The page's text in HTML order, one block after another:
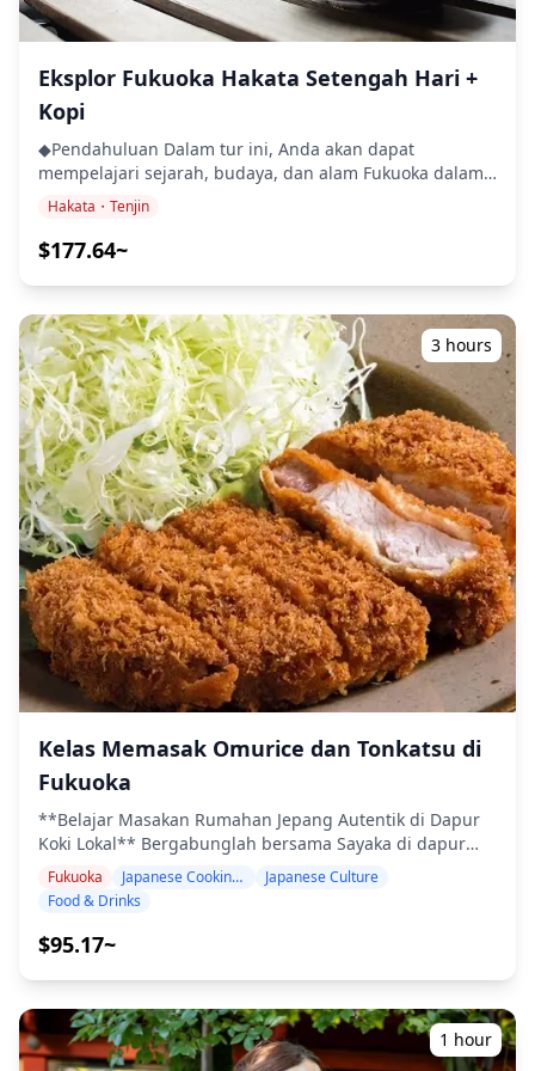
Referensi paling awal muncul dalam catatan sejarah
tertua Jepang, Kojiki dan Nihon Shoki, yang
dewa. Selama periode Nara dan Heian, sumo dilakukan
di istana kekaisaran sebagai ritual seremonial. Olahraga
ini berevolusi menjadi hiburan populer selama periode
Edo (1603 hingga 1868), ketika banyak tradisi yang dapat
dikenali saat ini, termasuk pemurnian dengan
melempar garam, kostum tradisional wasit, dan upacara
diangkat menjadi honbasho penuh (turnamen resmi)
turnamen ini telah diadakan di Fukuoka Kokusai Center,
yang telah menjadi rumah tercinta bagi sumo bulan
November. Selama beberapa dekade, Kyushu basho
telah menyaksikan banyak momen yang tak terlupakan,
termasuk pertandingan-pertandingan penting yang
membantu memicu ledakan sumo di seluruh negeri. ◆
Jadwal Turnamen 📅 Tanggal: Diadakan setiap tahun
pada bulan November, biasanya dimulai pada hari
Minggu kedua bulan itu dan berlangsung selama 15
hari berturut-turut 📍 Tempat: Fukuoka Kokusai Center
(Pusat Internasional Fukuoka), Chikkohonmachi, Distrik
Hakata, Kota Fukuoka ◆ Jadwal Harian Hari dimulai pada
pagi hari dengan pertandingan dari pegulat peringkat
bawah di divisi bawah (jonokuchi, jonidan, sandanme,
dan makushita). Pertandingan juryo (divisi tertinggi
kedua) berlangsung pada tengah sore, diikuti oleh
pertandingan makuuchi (divisi teratas) yang sangat
itu, yang dikenal sebagai musubi no ichiban, biasanya
berakhir sekitar pukul 18:00. Hari terakhir turnamen,
mana juara turnamen (yusho) diputuskan dan
dianugerahi Piala Kaisar yang bergengsi bersama
dengan berbagai hadiah dan trofi lainnya. ◆ Tempat:
Fukuoka Kokusai Center 📍 Lokasi: 2-2 Chikkohonmachi,
Akses: Sekitar 10 hingga 15 menit dengan bus dari
dibuka pada tahun 1981 sebagai bagian dari kompleks
Fukuoka Convention Center. Aula utama memiliki desain
tanpa pilar yang membentang lebih dari 5.000 meter
Eksplor Fukuoka Hakata Setengah Hari +
Kopi
◆Pendahuluan Dalam tur ini, Anda akan dapat
mempelajari sejarah, budaya, dan alam Fukuoka dalam
setengah hari. Untuk transportasi, kita akan
menggunakan transportasi umum seperti kereta bawah
tanah dan bus. Anda dapat merasakan kebiasaan warga
berbahasa Inggris profesional yang tinggal di Fukuoka
dan berbicara tentang sejarah dan budaya di Jepang.
◆Termasuk ・Biaya Pemandu ・Biaya Transportasi
Umum ・Biaya masuk Menara Fukuoka ◆Tidak Termasuk
・Makan Siang ◆Jadwal Perjalanan ・Taman Ohori (30
menit) Taman Ohori dibangun dengan memanfaatkan
parit luar Kastil Fukuoka. Di Taman Maizuru, bunga-
bunga musim bermekaran penuh. Area tempat kedua
taman ini berdampingan adalah oasis air dan tanaman
hijau Fukuoka. ・Sisa-sisa Kastil Fukuoka (45 menit)
Kuroda Nagamasa, penguasa pertama provinsi Fukuoka,
mulai membangun kastil Fukuoka pada tahun 1601 dan
membutuhkan waktu 7 tahun untuk menyelesaikannya.
Kastil itu bertipe dataran rendah dan memiliki sekitar 50
menara observasi dengan berbagai ukuran.
Diantaranya, Tamon-yagura (ditetapkan sebagai properti
budaya penting), Shiomi-yagura, Otemon, Kinen-yagura,
Najima-mon dilestarikan hingga saat ini. Reruntuhan
juga disebut "Maizuru-jo (kastil)". ・Menara Fukuoka (30
menit) Menara setinggi 234 meter di atas permukaan
laut ini adalah menara pantai tertinggi di Jepang.
Bangunan simbol pusat sub-barat Fukuoka ini, yang
ditutupi oleh sebanyak 8000 setengah cermin dan
menawarkan penampilan yang tajam dengan struktur
segitiganya, dikenal dengan nama Mirror Sail.
Pemandangan panorama kota Fukuoka dari ruang
observasi di lantai 5 setinggi 123 meter sangat fantastis.
Kamar ini dilengkapi dengan teleskop termodern. ◆Info
Tambahan ・Tur/aktivitas ini akan menampung
maksimal 5 wisatawan ・Titik pertemuan berada di
lantai dasar Pintu Keluar 3, Stasiun Taman Ohori (Kereta
Bawah Tanah Kota Fukuoka Jalur Bandara) ![]
Hakata・Tenjin
$177.64~
3 hours
Kelas Memasak Omurice dan Tonkatsu di
Fukuoka
**Belajar Masakan Rumahan Jepang Autentik di Dapur
Koki Lokal** Bergabunglah bersama Sayaka di dapur
rumahnya yang nyaman di Fukuoka untuk pengalaman
memasak langsung yang tak terlupakan. Dalam kelas 3
Jepang yang sangat digemari: omurice (nasi goreng
tradisional) dan tonkatsu (potongan daging babi goreng
tepung yang renyah). Dengan pengalaman mengajar
selama 12 tahun, Sayaka akan membimbing Anda di
setiap langkah dengan kesabaran dan keahliannya.
Fukuoka Japanese Cooking Class
Japanese Culture
Food & Drinks
$95.17~
1 hour